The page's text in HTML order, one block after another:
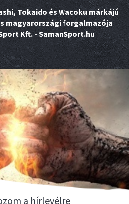
Tokaido és Wacoku márkájú
magyarországi forgalmazója
Kft. - SamanSport.hu
a hírlevélre